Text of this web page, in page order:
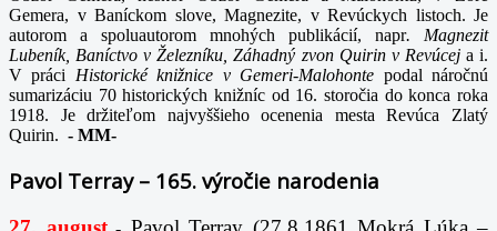
Gemera, v Baníckom slove, Magnezite, v Revúckych listoch. Je
autorom a spoluautorom mnohých publikácií, napr. Magnezit
Lubeník, Baníctvo v Železníku, Záhadný zvon Quirin v Revúcej a i.
V práci Historické knižnice v Gemeri-Malohonte podal náročnú
sumarizáciu 70 historických knižníc od 16. storočia do konca roka
1918. Je držiteľom najvyššieho ocenenia mesta Revúca Zlatý
Quirin. - MM-
Pavol Terray – 165. výročie narodenia